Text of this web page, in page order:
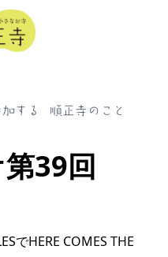
加する 順正寺のこと
39回
でHERE COMES THE